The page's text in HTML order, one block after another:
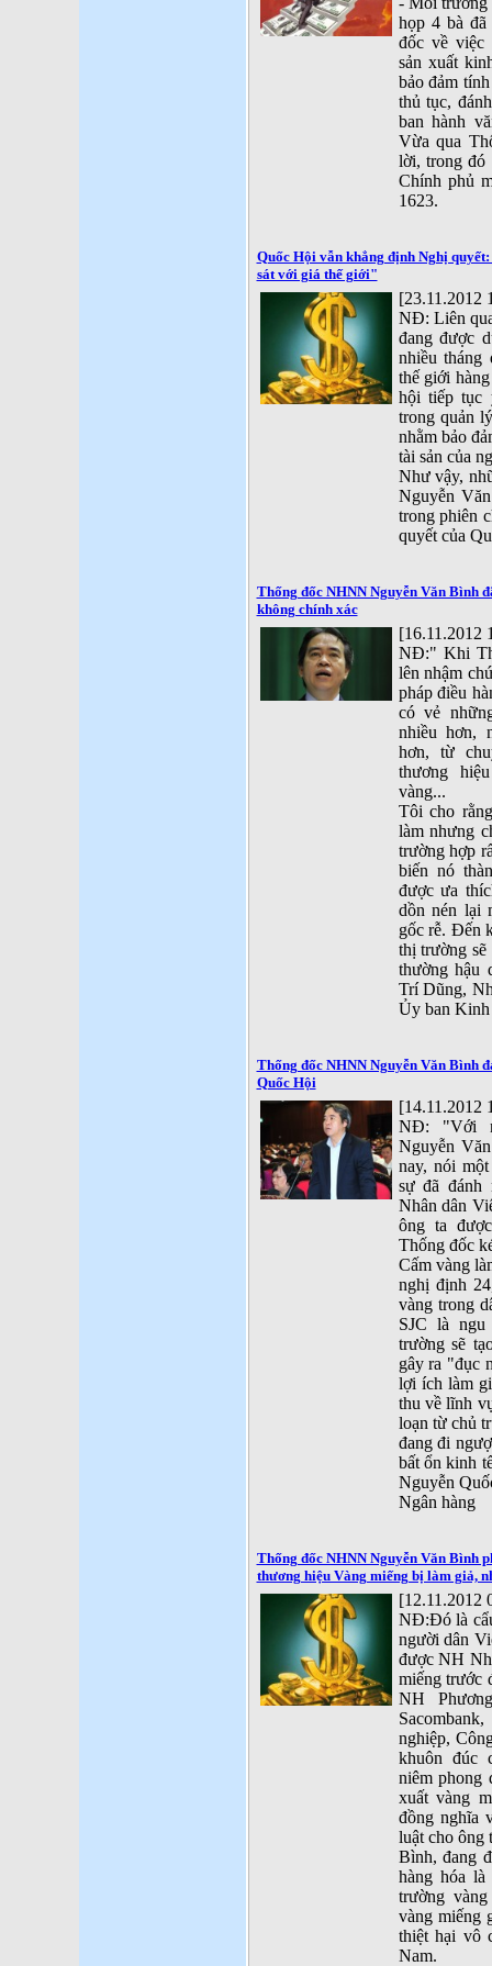
họp 4 bà đã
đốc về việc
sản xuất
bảo đảm
thủ tục,
ban hành
Vừa qua
lời, trong đó
Chính phủ
1623.
Quốc Hội vẫn khẳng định Nghị
sát với giá thế giới"
[23.11.2012
NĐ: Liên
đang được
nhiều tháng
thế giới
hội tiếp tục
trong quản
nhằm bảo
tài sản của
Như vậy,
Nguyễn
trong phiên
quyết của
Thống đốc NHNN Nguyễn Văn Bình
không chính xác
[16.11.2012
NĐ:" Khi
lên nhậm
pháp điều
có vẻ
nhiều hơn,
hơn, từ
thương
vàng...
Tôi cho
làm nhưng
trường hợp
biến nó
được ưa
dồn nén lại
gốc rễ. Đến
thị trường
thường hậu
Trí Dũng,
Ủy ban
Thống đốc NHNN Nguyễn Văn Bình
Quốc Hội
[14.11.2012
NĐ: "Với
Nguyễn
nay, nói
sự đã đánh
Nhân dân
ông ta
Thống đốc
Cấm vàng
nghị định
vàng trong
SJC là
trường sẽ
gây ra "đục
lợi ích làm
thu về lĩnh
loạn từ chủ
đang đi
bất ổn kinh
Nguyễn
Ngân hàng
Thống đốc NHNN Nguyễn Văn Bình
thương hiệu Vàng miếng bị làm giả,
[12.11.2012
NĐ:Đó là
người dân
được NH
miếng trước
NH
nghiệp,
khuôn đúc
niêm phong
xuất vàng
đồng nghĩa
luật cho
Bình, đang
hàng hóa
trường
vàng miếng
thiệt hại vô
Nam.